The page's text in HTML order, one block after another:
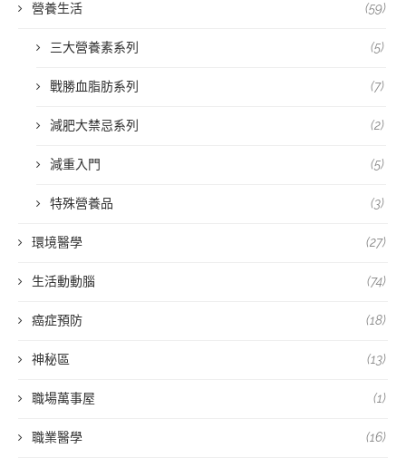
營養生活 (59)
三大營養素系列 (5)
戰勝血脂肪系列 (7)
減肥大禁忌系列 (2)
減重入門 (5)
特殊營養品 (3)
環境醫學 (27)
生活動動腦 (74)
癌症預防 (18)
神秘區 (13)
職場萬事屋 (1)
職業醫學 (16)